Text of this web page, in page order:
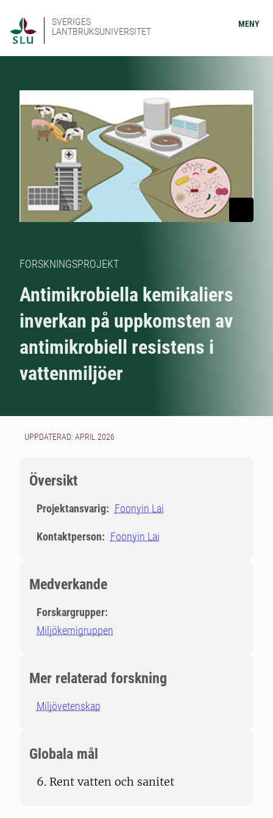
SVERIGES
LANTBRUKSUNIVERSITET
MENY
FORSKNINGSPROJEKT
Antimikrobiella kemikaliers
inverkan på uppkomsten av
antimikrobiell resistens i
vattenmiljöer
UPPDATERAD: APRIL 2026
Översikt
Projektansvarig: Foonyin Lai
Kontaktperson: Foonyin Lai
Medverkande
Forskargrupper:
Miljökemigruppen
Mer relaterad forskning
Miljövetenskap
Globala mål
6. Rent vatten och sanitet